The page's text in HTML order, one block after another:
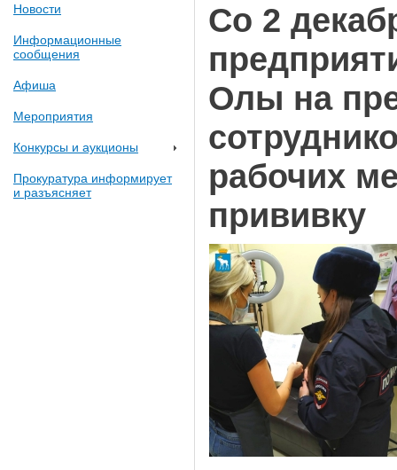
Новости
Информационные
сообщения
Афиша
Мероприятия
Конкурсы и аукционы
Прокуратура информирует
и разъясняет
Со 2
Олы на
рабочих
прививку